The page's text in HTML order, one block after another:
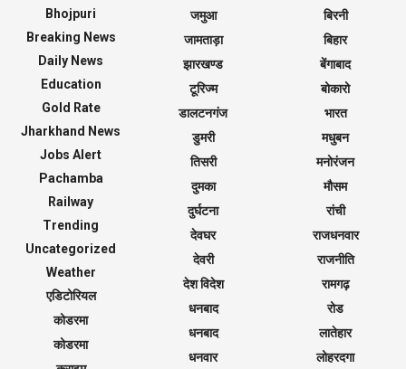
Bhojpuri
Breaking News
Daily News
Education
Gold Rate
Jharkhand News
Jobs Alert
Pachamba
Railway
Trending
Uncategorized
Weather
एडिटोरियल
कोडरमा
कोडरमा
जमुआ
जामताड़ा
झारखण्ड
टूरिज्म
डालटनगंज
डुमरी
तिसरी
दुमका
दुर्घटना
देवघर
देवरी
देश विदेश
धनबाद
धनबाद
धनवार
बिरनी
बिहार
बेंगाबाद
बोकारो
भारत
मधुबन
मनोरंजन
मौसम
रांची
राजधनवार
राजनीति
रामगढ़
रोड
लातेहार
लोहरदगा